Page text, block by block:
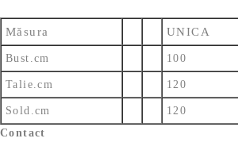
Măsura UNICA
Bust.cm 100
Talie.cm 120
Sold.cm
120
Contact